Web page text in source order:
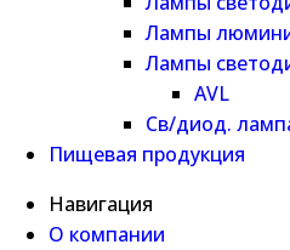
Лампы
Лампы
AVL
Св/диод.
Пищевая продукция
Навигация
О компании